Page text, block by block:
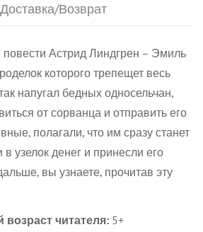
Доставка/Возврат
повести Астрид Линдгрен – Эмиль
которого трепещет весь
напугал бедных односельчан,
от сорванца и отправить его
полагали, что им сразу станет
узелок денег и принесли его
вы узнаете, прочитав эту
читателя: 5+
your age
18 years old or older?
not Yes, I am